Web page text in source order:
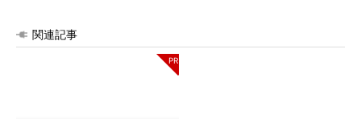
関連記事